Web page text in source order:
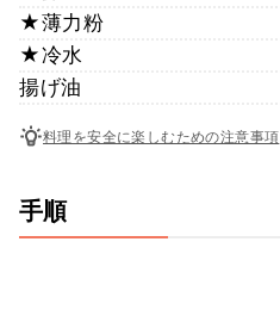
★薄力粉
★冷水
揚げ油
料理を安全に楽しむための注意事項
手順